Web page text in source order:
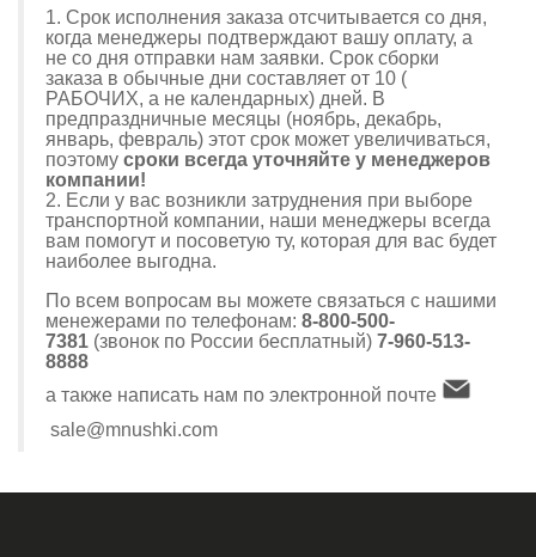
1. Срок исполнения заказа отсчитывается со дня,
когда менеджеры подтверждают вашу оплату, а
не со дня отправки нам заявки. Срок сборки
заказа в обычные дни составляет от 10 (
РАБОЧИХ, а не календарных) дней. В
предпраздничные месяцы (ноябрь, декабрь,
январь, февраль) этот срок может увеличиваться,
поэтому сроки всегда уточняйте у менеджеров
компании!
2. Если у вас возникли затруднения при выборе
транспортной компании, наши менеджеры всегда
вам помогут и посоветую ту, которая для вас будет
наиболее выгодна.
По всем вопросам вы можете связаться с нашими
менежерами по телефонам: 8-800-500-
7381 (звонок по России бесплатный) 7-960-513-
8888
а также написать нам по электронной почте
sale@mnushki.com